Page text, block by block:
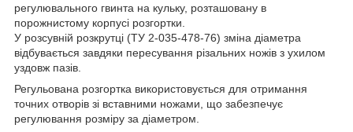
регулювального гвинта на кульку, розташовану в
порожнистому корпусі розгортки.
У розсувній розкрутці (ТУ 2-035-478-76) зміна діаметра
відбувається завдяки пересування різальних ножів з ухилом
уздовж пазів.
Регульована розгортка використовується для отримання
точних отворів зі вставними ножами, що забезпечує
регулювання розміру за діаметром.